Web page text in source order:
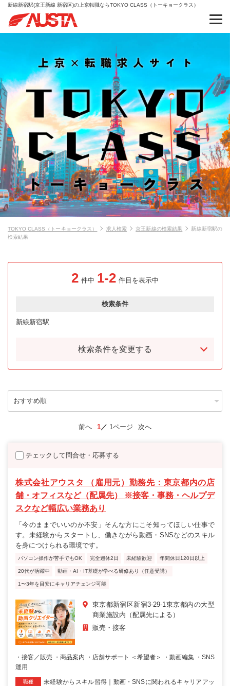
新線新宿駅(京王新線 新宿区)の上京転職ならTOKYO CLASS（トーキョークラス）
TOKYO CLASS（トーキョークラス） 求人検索 京王新線の検索結果
新線新宿駅の
検索結果
2 件中 1-2 件目を表示中
検索条件
新線新宿駅
検索条件を変更する
前へ 1 1ページ 次へ
チェックして問合せ・応募する
株式会社アウスタ （雇用元）勤務先：東京都内の店
舗・オフィスなど（配属先） ※接客・事務・ヘルプデ
スクなど幅広い業務あり
「今のままでいいのか不安」そんな方にこそ知ってほしい仕事で
す。未経験からスタートし、働きながら動画・SNSなどのスキル
を身につけられる環境です。
パソコン操作が苦手でもOK 完全週休2日 未経験歓迎 年間休日120日以上
20代が活躍中 動画・AI・IT基礎が学べる研修あり（任意受講）
1〜3年を目安にキャリアチェンジ可能
東京都新宿区新宿3-29-1東京都内の大型
商業施設内（配属先による）
販売・接客
・接客／販売 ・商品案内 ・店舗サポート ＜希望者＞ ・動画編集 ・SNS
運用
職種
未経験からスキル習得｜動画・SNSに関われるキャリアアッ